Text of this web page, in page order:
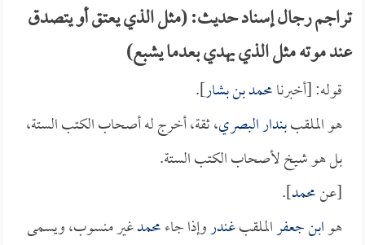
تراجم رجال إسناد حديث: (مثل الذي يعتق أو يتصدق
عند موته مثل الذي يهدي بعدما يشبع)
قوله: [أخبرنامحمد بن بشار].
هو الملقببندار البصري، ثقة، أخرج له أصحاب الكتب الستة،
بل هو شيخ لأصحاب الكتب الستة.
[عنمحمد].
هوابن جعفرالملقبغندروإذا جاءمحمدغير منسوب، ويسمى